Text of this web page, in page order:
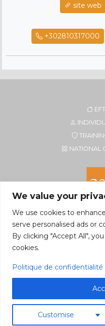
We value your
We use cookies to
serve personalised ads or
By clicking "Accept All",
cookies.
Politique de confidentialité
Customise
site web
+302810317000
NATIONAL
5590
Tel. +32
©2026 eftacim.org